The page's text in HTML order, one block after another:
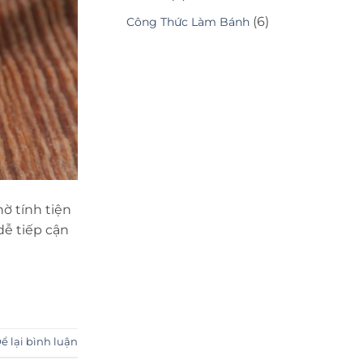
tính tiện
tiếp cận
lại bình luận
Công Thức Làm Bánh (6)